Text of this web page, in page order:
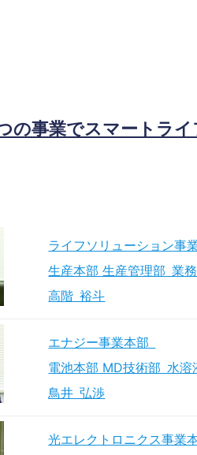
の事業でスマートラ
ライフソリューション事
生産本部 生産管理部 業
高階 裕斗
エナジー事業本部
電池本部 MD技術部 水溶
鳥井 弘渉
光エレクトロニクス事業